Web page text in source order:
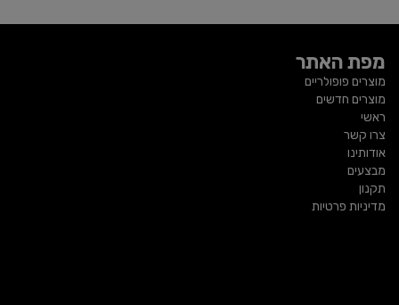
מפת האתר
מוצרים פופולריים
מוצרים חדשים
ראשי
צרו קשר
אודותינו
מבצעים
תקנון
מדיניות פרטיות